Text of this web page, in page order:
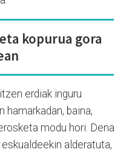
kopurua gora
erdiak inguru
hamarkadan, baina,
modu hori. Dena
alderatuta,